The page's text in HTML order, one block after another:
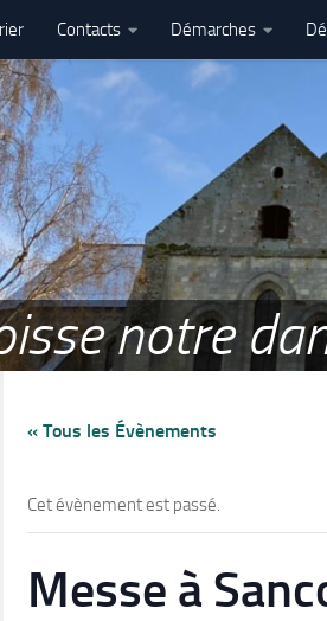
Contacts Démarches
– Paroisse Notre-Dame de
notre
« Tous les Évènements
Cet évènement est passé.
Messe à